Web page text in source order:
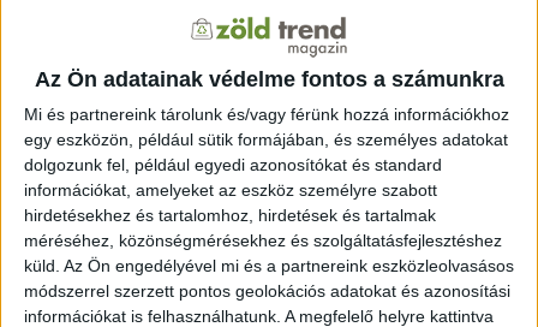
Az Ön adatainak védelme fontos a számunkra
Mi és partnereink tárolunk és/vagy férünk hozzá információkhoz
egy eszközön, például sütik formájában, és személyes adatokat
dolgozunk fel, például egyedi azonosítókat és standard
információkat, amelyeket az eszköz személyre szabott
hirdetésekhez és tartalomhoz, hirdetések és tartalmak
méréséhez, közönségmérésekhez és szolgáltatásfejlesztéshez
küld. Az Ön engedélyével mi és a partnereink eszközleolvasásos
módszerrel szerzett pontos geolokációs adatokat és azonosítási
információkat is felhasználhatunk. A megfelelő helyre kattintva
elektromos autótöltő
elektromos meghajtás energia
erdő fejlesztés fenntarthatóság fotovoltaikus
klímaváltozás
klímavédelem környezet
környezetvédelem környezetvédelmi hírek
közlekedés megújuló energia mezőgazdaság
napelemnapelemeknapenergia
naperőmű solar solar energy szelektiv hulladék természet
természetvédelem villamosenergia villanyautó víz zöld
autó zöld energia zöld energiaforrás zöld hirek
állatvédelem életmód újrahasznosítás